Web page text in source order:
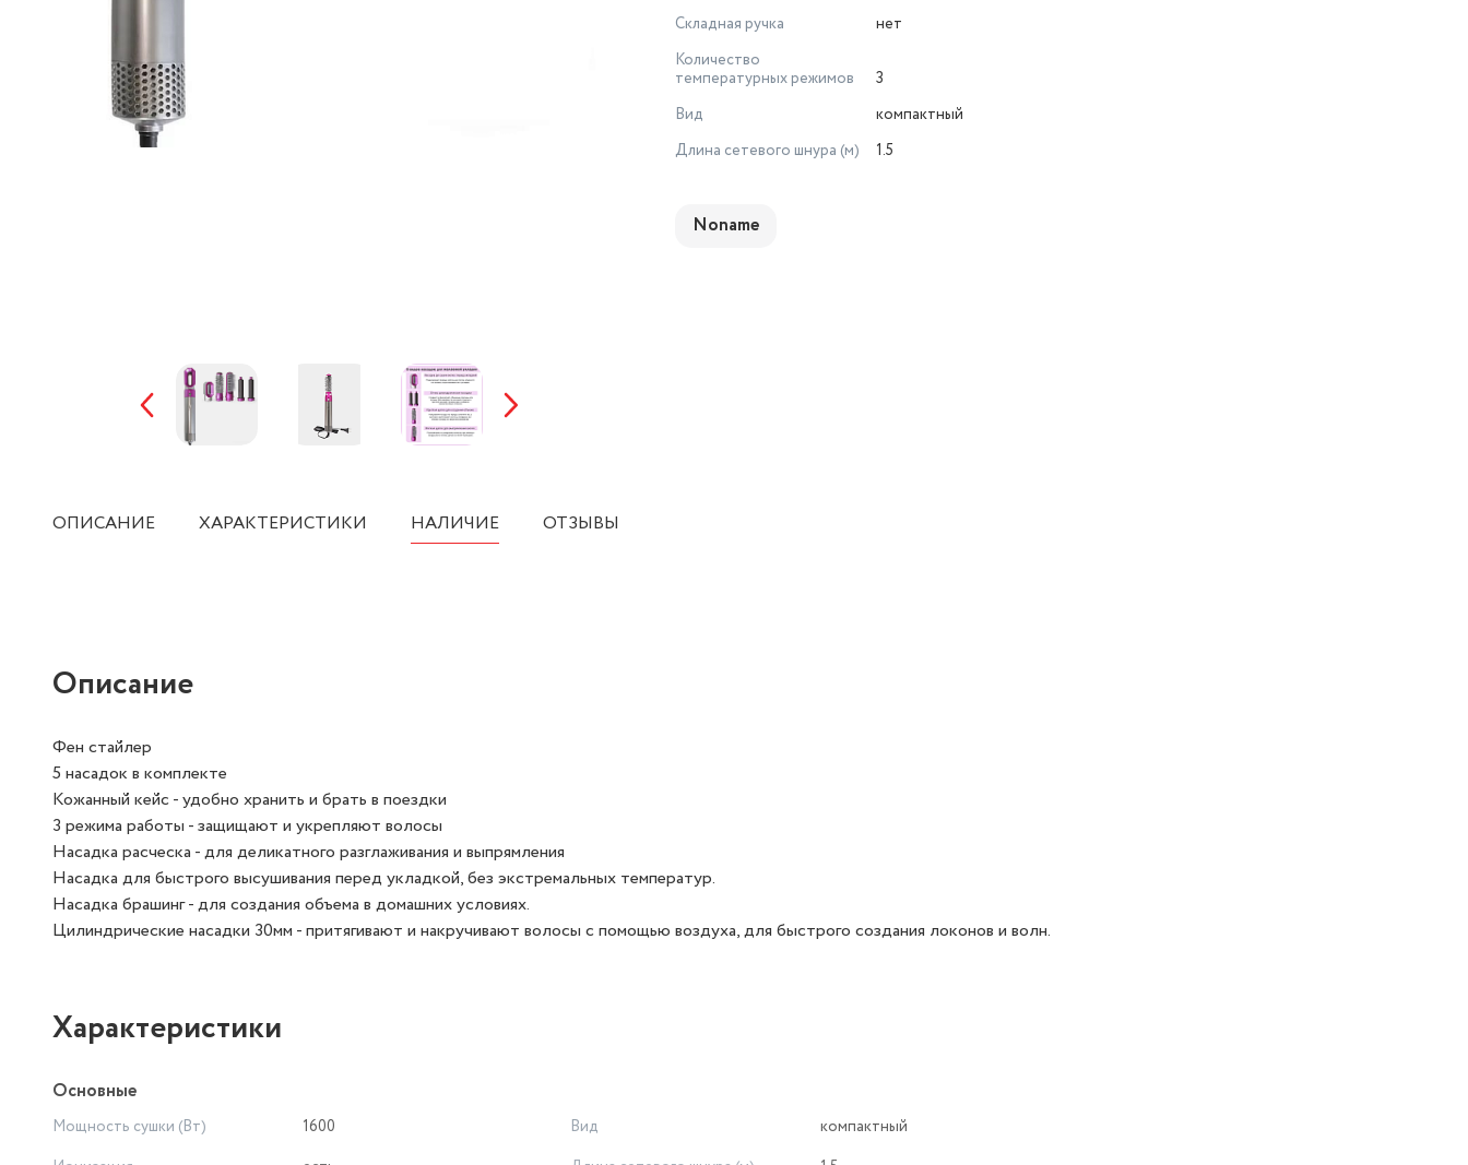
Складная ручка
нет
Количество
температурных режимов
3
Вид
компактный
Длина сетевого шнура (м)
1.5
Noname
ОПИСАНИЕ ХАРАКТЕРИСТИКИ НАЛИЧИЕ ОТЗЫВЫ
Описание
Фен стайлер
5 насадок в комплекте
Кожанный кейс - удобно хранить и брать в поездки
3 режима работы - защищают и укрепляют волосы
Насадка расческа - для деликатного разглаживания и выпрямления
Насадка для быстрого высушивания перед укладкой, без экстремальных температур.
Насадка брашинг - для создания объема в домашних условиях.
Цилиндрические насадки 30мм - притягивают и накручивают волосы с помощью воздуха, для быстрого создания локонов и волн.
Характеристики
Основные
Мощность сушки (Вт)
1600
Вид
компактный